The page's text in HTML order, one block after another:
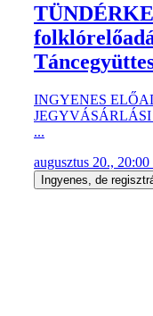
INGYENES
...
augusztus 20.,
Ingyenes, de